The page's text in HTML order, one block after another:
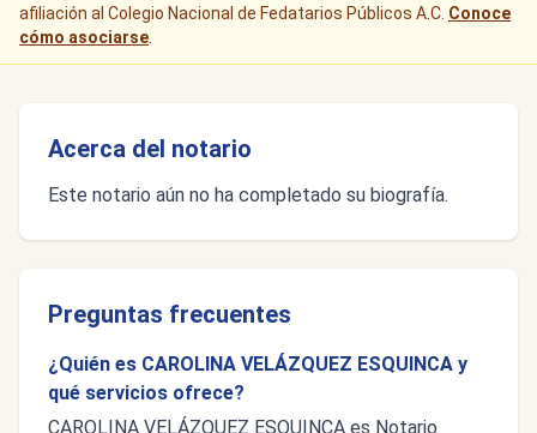
afiliación al Colegio Nacional de Fedatarios Públicos A.C. Conoce
cómo asociarse
Acerca del notario
Este notario aún no ha completado su biografía.
Preguntas frecuentes
¿Quién es CAROLINA VELÁZQUEZ ESQUINCA y
qué servicios ofrece?
CAROLINA VELÁZQUEZ ESQUINCA es Notario